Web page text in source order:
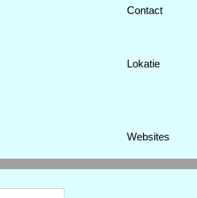
Contact
Lokatie
Websites